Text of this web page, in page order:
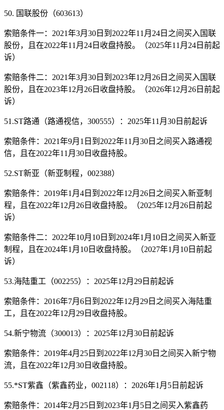
50. 国联股份（603613）
索赔条件一：2021年3月30日到2022年11月24日之间买入国联
股份，且在2022年11月24日收盘持股。（2025年11月24日前起
诉）
索赔条件二：2021年3月30日到2023年12月26日之间买入国联
股份，且在2023年12月26日收盘持股。（2026年12月26日前起
诉）
51.ST路通（路通视信，300555）：2025年11月30日前起诉
索赔条件：2021年9月1日到2022年11月30日之间买入路通视
信，且在2022年11月30日收盘持股。
52.ST新亚（新亚制程，002388）
索赔条件：2019年1月4日到2022年12月26日之间买入新亚制
程，且在2022年12月26日收盘持股。（2025年12月26日前起
诉）
索赔条件二：2022年10月10日到2024年1月10日之间买入新亚
制程，且在2024年1月10日收盘持股。（2027年1月10日前起
诉）
53.海陆重工（002255）：2025年12月29日前起诉
索赔条件：2016年7月6日到2022年12月29日之间买入海陆重
工，且在2022年12月29日收盘持股。
54.新宁物流（300013）：2025年12月30日前起诉
索赔条件：2019年4月25日到2022年12月30日之间买入新宁物
流，且在2022年12月30日收盘持股。
55.*ST紫鑫（紫鑫药业，002118）：2026年1月5日前起诉
索赔条件：2014年2月25日到2023年1月5日之间买入紫鑫药